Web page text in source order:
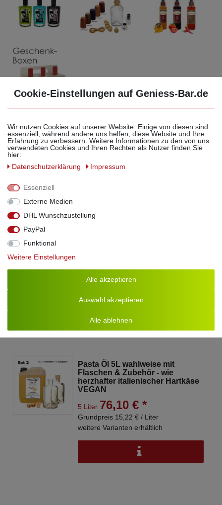
Feine Öle
5 Liter73,40 € *
weitere Varianten erhältlich
Pasta Öl 5L wahlweise mit
Flaschen & Zubehör - wie
herzhafter italienischer Hartkäse
VEGAN
5 Liter 76,10 € *
Grundpreis 15,22 € / Liter
weitere Varianten erhältlich
Cookie-Einstellungen auf Geniess-Bar.de
Wir nutzen Cookies auf unserer Website. Einige von diesen sind
essenziell, während andere uns helfen, diese Website und Ihre
Erfahrung zu verbessern. Weitere Informationen zu den von uns
verwendeten Cookies und Ihren Rechten als Nutzer finden Sie
hier:
Daten­schutz­erklärung
Impressum
Essenziell
Externe Medien
DHL Wunschzustellung
PayPal
Funktional
Weitere Einstellungen
Alle akzeptieren
Auswahl akzeptieren
Alle ablehnen